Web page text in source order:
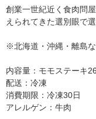
創業一世紀近く食肉問
えられてきた選別眼で
※北海道・沖縄・離島
内容量：モモステーキ
配送：冷凍
消費期限：冷凍30日
アレルゲン：牛肉